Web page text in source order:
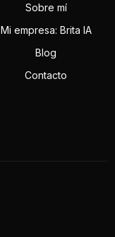
Sobre mí
Mi empresa: Brita IA
Blog
Contacto